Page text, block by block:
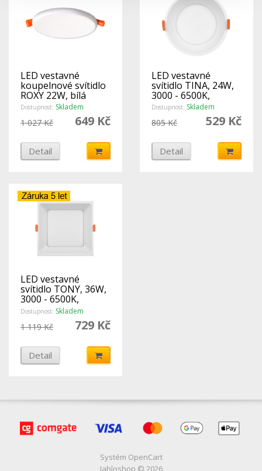
LED vestavné
koupelnové svítidlo
ROXY 22W, bílá
4000K, 1840Lm, IP66
- Ecolite
Dostupnost: Skladem
649 Kč
1 027 Kč
Detail
LED vestavné
svítidlo TINA, 24W,
3000 - 6500K,
3120Lm, kulaté
Dostupnost: Skladem
529 Kč
805 Kč
Detail
LED vestavné
svítidlo TONY, 36W,
3000 - 6500K,
4680Lm, hranaté
Dostupnost: Skladem
729 Kč
1 119 Kč
Detail
Systém OpenCart
Jabloshop © 2026